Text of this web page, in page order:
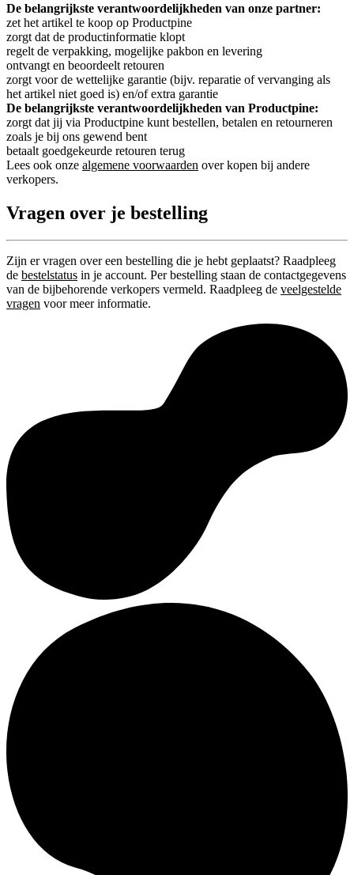
De belangrijkste verantwoordelijkheden van onze partner:
zet het artikel te koop op Productpine
zorgt dat de productinformatie klopt
regelt de verpakking, mogelijke pakbon en levering
ontvangt en beoordeelt retouren
zorgt voor de wettelijke garantie (bijv. reparatie of vervanging als
het artikel niet goed is) en/of extra garantie
De belangrijkste verantwoordelijkheden van Productpine:
zorgt dat jij via Productpine kunt bestellen, betalen en retourneren
zoals je bij ons gewend bent
betaalt goedgekeurde retouren terug
Lees ook onze algemene voorwaarden over kopen bij andere
verkopers.
Vragen over je bestelling
Zijn er vragen over een bestelling die je hebt geplaatst? Raadpleeg
de bestelstatus in je account. Per bestelling staan de contactgegevens
van de bijbehorende verkopers vermeld. Raadpleeg de veelgestelde
vragen voor meer informatie.